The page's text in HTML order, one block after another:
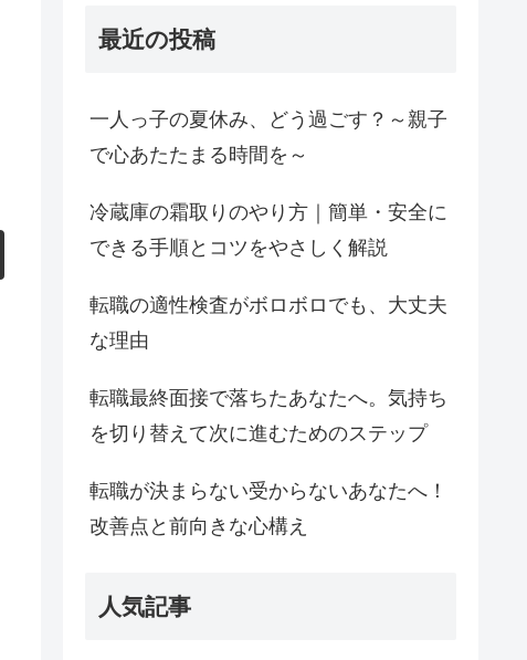
最近の投稿
一人っ子の夏休み、どう過ごす？～親子
で心あたたまる時間を～
冷蔵庫の霜取りのやり方｜簡単・安全に
できる手順とコツをやさしく解説
転職の適性検査がボロボロでも、大丈夫
な理由
転職最終面接で落ちたあなたへ。気持ち
を切り替えて次に進むためのステップ
転職が決まらない受からないあなたへ！
改善点と前向きな心構え
人気記事